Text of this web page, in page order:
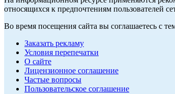
относящихся к предпочтениям пользователей
Во время посещения сайта вы соглашаетесь с
Заказать рекламу
Условия перепечатки
О сайте
Лицензионное соглашение
Частые вопросы
Пользовательское соглашение